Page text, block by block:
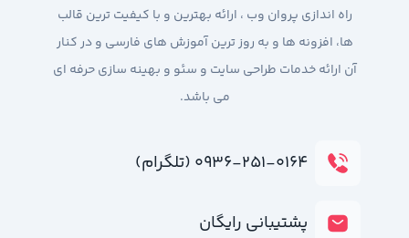
راه اندازی پروان وب ، ارائه بهترین و با کیفیت ترین قالب
ها، افزونه ها و به روز ترین آموزش های فارسی و در کنار
آن ارائه خدمات طراحی سایت و سئو و بهینه سازی حرفه ای
می باشد.
۰۹۳۶-۲۵۱-۰۱۶۴ (تلگرام)
پشتیبانی رایگان